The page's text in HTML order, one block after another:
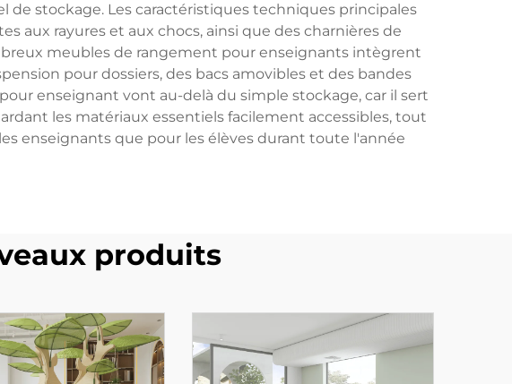
stockage. Les caractéristiques techniques principales
aux rayures et aux chocs, ainsi que des charnières de
meubles de rangement pour enseignants intègrent
pour dossiers, des bacs amovibles et des bandes
enseignant vont au-delà du simple stockage, car il sert
les matériaux essentiels facilement accessibles, tout
enseignants que pour les élèves durant toute l'année
produits